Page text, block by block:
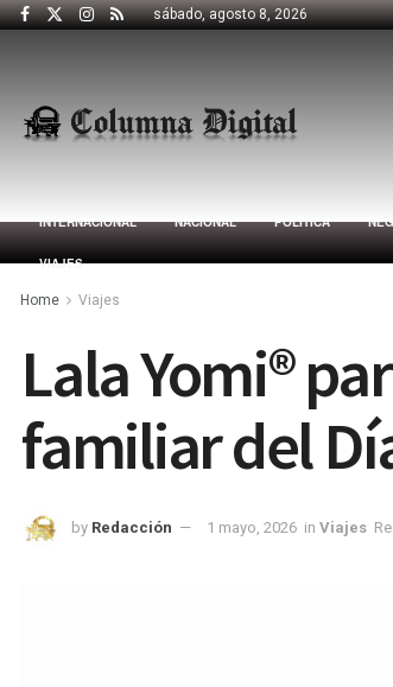
sábado, agosto 8, 2026
INTERNACIONAL NACIONAL POLÍTICA
VIAJES
Home Viajes
Lala Yomi®
familiar del
by Redacción 1 mayo, 2026 in Viajes